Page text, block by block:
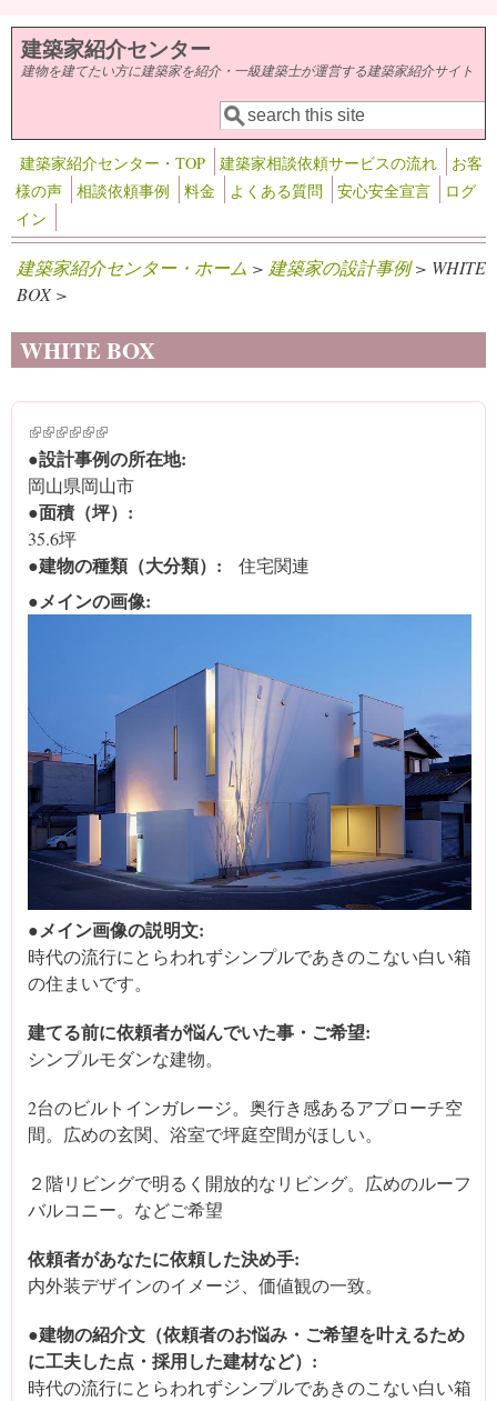
メインコンテンツに移動
建築家紹介センター
建物を建てたい方に建築家を紹介・一級建築士が運営する建築家紹介サイト
検索フォーム
検索
建築家紹介センター・TOP 建築家相談依頼サービスの流れ
お客
様の声
相談依頼事例 料金 よくある質問 安心安全宣言
ログ
イン
建築家紹介センター・ホーム > 建築家の設計事例> WHITE
BOX >
WHITE BOX
(link is external)
(link is external)
(link is external)
(link is external)
(link is external)
(link is external)
●設計事例の所在地:
岡山県岡山市
●面積（坪）:
35.6坪
●建物の種類（大分類）: 住宅関連
●メインの画像:
●メイン画像の説明文:
時代の流行にとらわれずシンプルであきのこない白い箱
の住まいです。
建てる前に依頼者が悩んでいた事・ご希望:
シンプルモダンな建物。
2台のビルトインガレージ。奥行き感あるアプローチ空
間。広めの玄関、浴室で坪庭空間がほしい。
２階リビングで明るく開放的なリビング。広めのルーフ
バルコニー。などご希望
依頼者があなたに依頼した決め手:
内外装デザインのイメージ、価値観の一致。
●建物の紹介文（依頼者のお悩み・ご希望を叶えるため
に工夫した点・採用した建材など）:
時代の流行にとらわれずシンプルであきのこない白い箱